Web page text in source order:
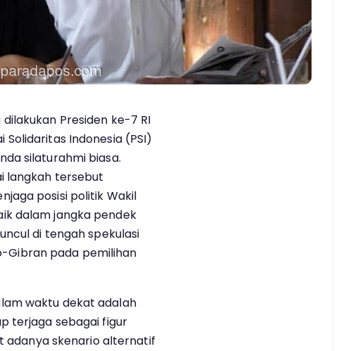
dilakukan Presiden ke-7 RI
Indonesia (PSI)
silaturahmi biasa.
langkah tersebut
posisi politik Wakil
dalam jangka pendek
di tengah spekulasi
Gibran pada pemilihan
waktu dekat adalah
terjaga sebagai figur
adanya skenario alternatif